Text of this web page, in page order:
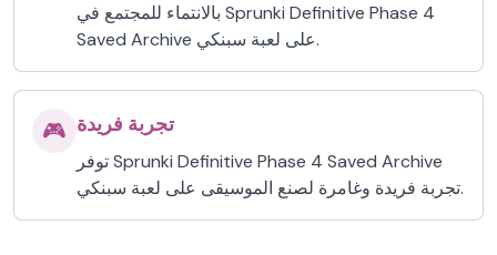
بالانتماء للمجتمع في Sprunki Definitive Phase 4
Saved Archive على لعبة سبنكي.
🎮 تجربة فريدة
توفر Sprunki Definitive Phase 4 Saved Archive
تجربة فريدة وغامرة لصنع الموسيقى على لعبة سبنكي.